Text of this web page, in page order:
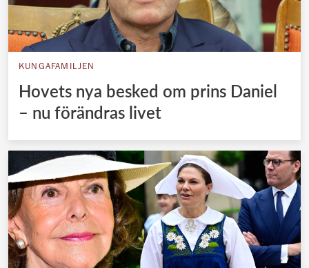
KUNGAFAMILJEN
Hovets nya besked om prins Daniel
– nu förändras livet